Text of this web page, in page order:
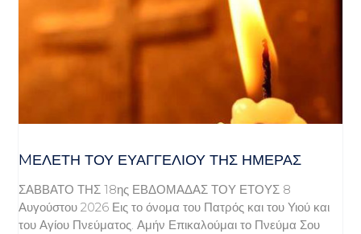
MΕΛΈΤΗ ΤΟΥ ΕΥΑΓΓΕΛΊΟΥ ΤΗΣ ΗΜΈΡΑΣ
ΣΑΒΒΑΤΟ ΤΗΣ 18ης ΕΒΔΟΜΑΔΑΣ ΤΟΥ ΕΤΟΥΣ 8
Αυγούστου 2026 Εις το όνομα του Πατρός και του Υιού και
του Αγίου Πνεύματος. Αμήν Επικαλούμαι το Πνεύμα Σου